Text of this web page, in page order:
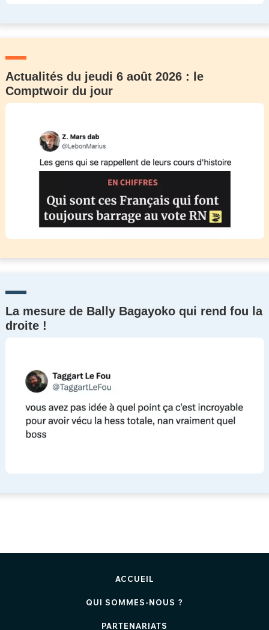
Actualités du jeudi 6 août 2026 : le
Comptwoir du jour
La mesure de Bally Bagayoko qui rend fou la
droite !
ACCUEIL
QUI SOMMES-NOUS ?
PARTENARIATS